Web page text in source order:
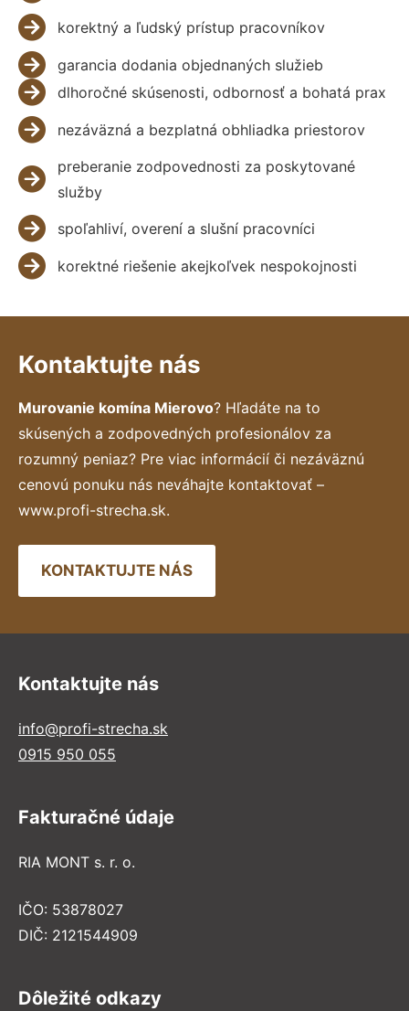
korektný a ľudský prístup pracovníkov
garancia dodania objednaných služieb
dlhoročné skúsenosti, odbornosť a bohatá prax
nezáväzná a bezplatná obhliadka priestorov
preberanie zodpovednosti za poskytované
služby
spoľahliví, overení a slušní pracovníci
korektné riešenie akejkoľvek nespokojnosti
Kontaktujte nás
Murovanie komína Mierovo? Hľadáte na to
skúsených a zodpovedných profesionálov za
rozumný peniaz? Pre viac informácií či nezáväznú
cenovú ponuku nás neváhajte kontaktovať –
www.profi-strecha.sk.
KONTAKTUJTE NÁS
Kontaktujte nás
info@profi-strecha.sk
0915 950 055
Fakturačné údaje
RIA MONT s. r. o.
IČO: 53878027
DIČ: 2121544909
Dôležité odkazy